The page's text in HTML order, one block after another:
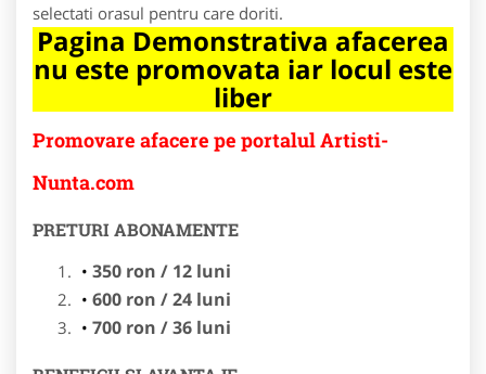
selectati orasul pentru care doriti.
Pagina Demonstrativa afacerea
nu este promovata iar locul este
liber
Promovare afacere pe portalul Artisti-
Nunta.com
PRETURI ABONAMENTE
350 ron / 12 luni
600 ron / 24 luni
700 ron / 36 luni